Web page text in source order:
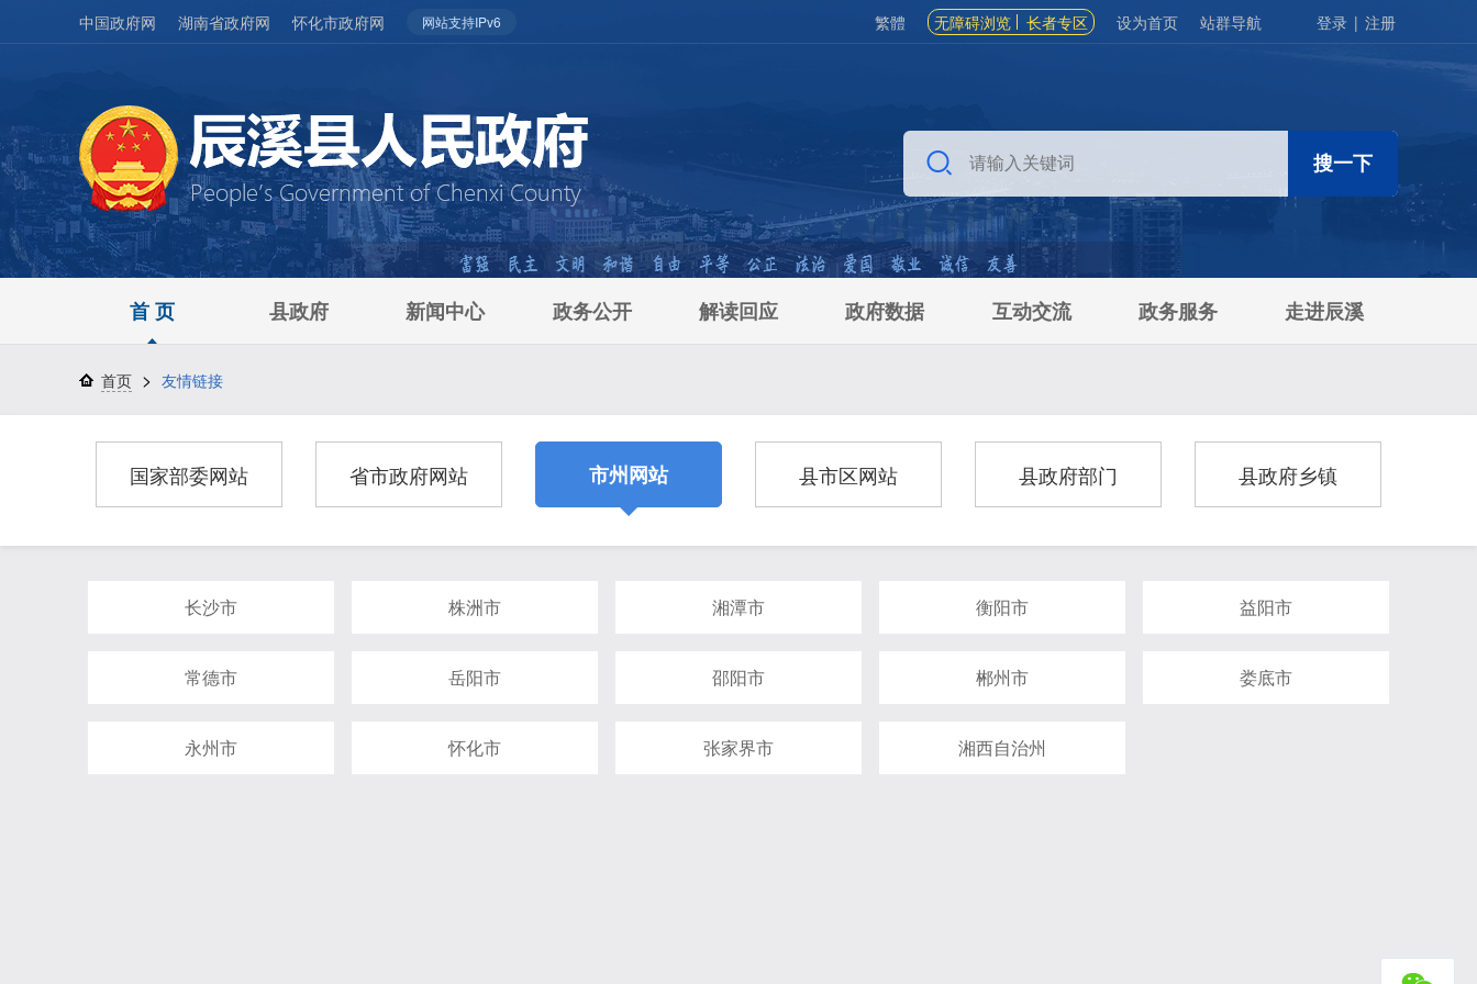
中国政府网 湖南省政府网 怀化市政府网 网站支持IPv6 繁體 无障碍浏览 长者专区 设为首页 站群导航 登录 | 注册
首 页 县政府 新闻中心 政务公开 解读回应 政府数据 互动交流 政务服务 走进辰溪
首页 > 友情链接
国家部委网站 省市政府网站 市州网站 县市区网站 县政府部门 县政府乡镇
长沙市 株洲市 湘潭市 衡阳市 益阳市
常德市 岳阳市 邵阳市 郴州市 娄底市
永州市 怀化市 张家界市 湘西自治州